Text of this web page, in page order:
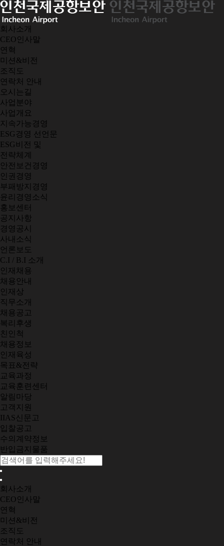
회사소개
CEO인사말
연혁
미션&비전
조직도
연락처 안내
오시는길
사업분야
사업개요
지속가능경영
ESG경영 선언문
ESG비전 및
전략체계
안전보건경영
인권경영
부패방지경영
윤리경영소식
홍보센터
공지사항
경영공시
사내소식
언론보도
C.I / B.I 소개
인재채용
채용안내
인재상
직무소개
채용공고
복리후생
친인척
채용정보
인재육성
목표&전략
교육과정
교육훈련센터
알림마당
고객지원
IIAS신문고
입찰공고
수의계약정보
반입금지물품
회사소개
CEO인사말
연혁
미션&비전
조직도
연락처 안내